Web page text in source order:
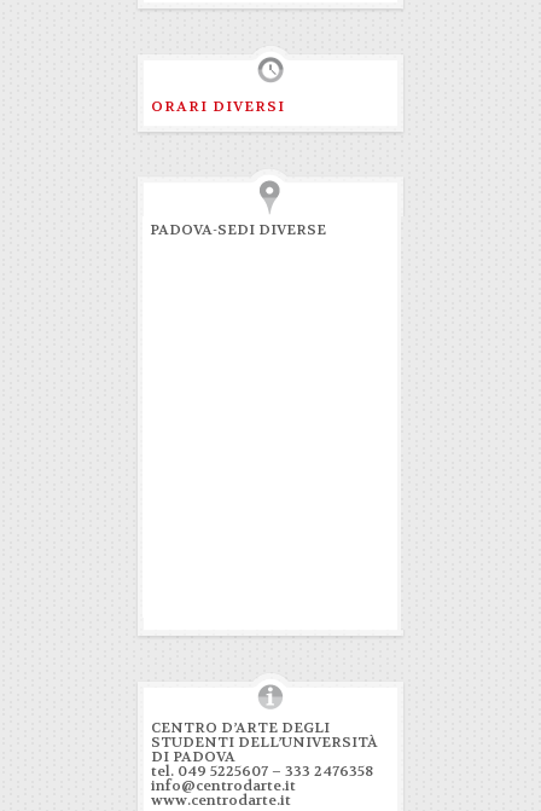
ORARI DIVERSI
PADOVA-SEDI DIVERSE
CENTRO D’ARTE DEGLI
STUDENTI DELL’UNIVERSITÀ
DI PADOVA
tel. 049 5225607 – 333 2476358
info@centrodarte.it
www.centrodarte.it